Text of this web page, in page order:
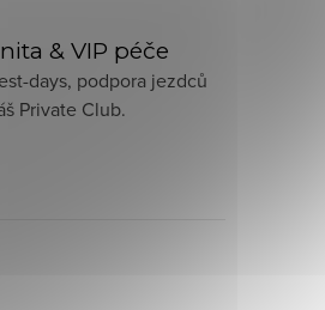
& VIP péče
days, podpora jezdců
Private Club.